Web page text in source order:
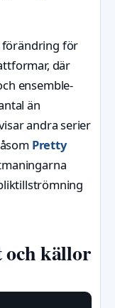
förändring för
där
ensemble-
än
andra serier
Pretty
och källor